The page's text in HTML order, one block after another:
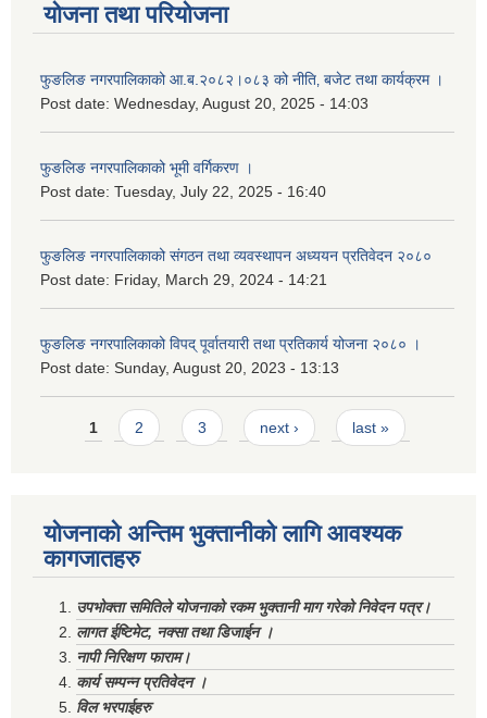
योजना तथा परियोजना
फुङलिङ नगरपालिकाको आ.ब.२०८२।०८३ को नीति‚ बजेट तथा कार्यक्रम ।
Post date: Wednesday, August 20, 2025 - 14:03
फुङलिङ नगरपालिकाको भूमी वर्गिकरण ।
Post date: Tuesday, July 22, 2025 - 16:40
फुङलिङ नगरपालिकाको संगठन तथा व्यवस्थापन अध्ययन प्रतिवेदन २०८०
Post date: Friday, March 29, 2024 - 14:21
फुङलिङ नगरपालिकाको विपद् पूर्वातयारी तथा प्रतिकार्य योजना २०८० ।
Post date: Sunday, August 20, 2023 - 13:13
Pages
1 2 3 next › last »
योजनाको अन्तिम भुक्तानीको लागि आवश्यक
कागजातहरु
उपभोक्ता समितिले योजनाको रकम भुक्तानी माग गरेको निवेदन पत्र।
लागत ईष्टिमेट, नक्सा तथा डिजाईन ।
नापी निरिक्षण फाराम।
कार्य सम्पन्न प्रतिवेदन ।
विल भरपाईहरु